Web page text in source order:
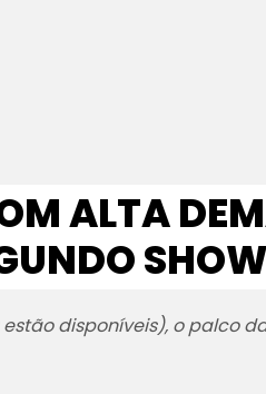
ALTA
SHOW
disponíveis), o palco